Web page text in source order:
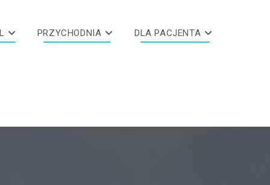
PRZYCHODNIA DLA PACJENTA